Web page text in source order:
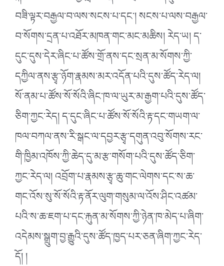
བཟི་ལྟར་བརྒྱལ་བ་ལས་སངས་པ་དང༌། སངས་པ་ལས་བརྒྱལ་
བ་སོགས་དྲན་པ་འཐོར་མཁན་གང་མང་མཆིས། རེད་ཡ། ད་
དུང་དུས་དེར་ཞིང་པ་ཚོས་གྲོ་ནས་དང་སྲན་མ་སོགས་ཀྱི་
དཀྱིལ་ནས་རྩྭ་ཉོག་རྣམས་མར་འདོན་པའི་དུས་ཚོད་རེད་ལ།
སོ་ནམ་པ་ཚོས་སོ་སོའི་ཞིང་ཁ་ལ་ཡུར་མ་རྒྱག་པའི་དུས་ཚོད་
ཅིག་ཀྱང་རེད། ད་དུང་ཞིང་པ་ཚོས་སོ་སོའི་རྟ་དང་གཡག་ལ་
ཁལ་བཀལ་ནས་རི་སྒང་ལ་དབྱར་རྩྭ་དགུན་འབུ་སོགས་རང་
གི་ཁྱིམ་འཁོས་ཀྱི་ཆེད་དུ་མ་རྩ་གསོག་པའི་དུས་ཚོད་ཅིག་
ཀྱང་རེད་ལ། འབྲོག་པ་རྣམས་རྩྭ་ཆུ་གང་ལེགས་དང་ས་ཆ་
གང་འོས་སུ་སོ་སོའི་རྟ་ནོར་ལུག་གསུམ་ལ་འོས་ཤིང་འཚམ་
པའི་ས་ཆ་ཇག་པ་དང་རྐུན་མ་སོགས་ཀྱི་ཉེན་ཁ་མེད་པ་ཞིག་
འདེམས་སྒྲུག་བྱ་རྒྱུའི་དུས་ཚོད་ཁྱད་པར་ཅན་ཞིག་ཀྱང་རེད་
དོ། །